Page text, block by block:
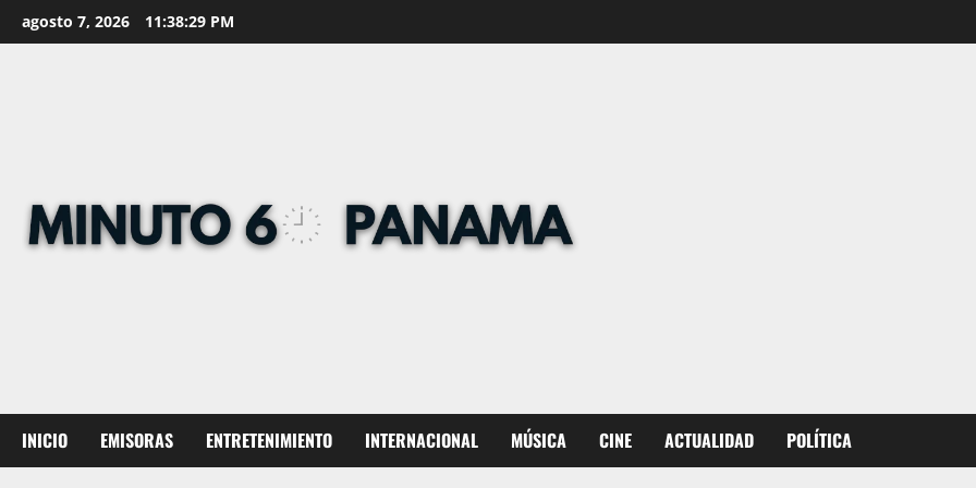
to
agosto 7, 2026 11:38:30 PM
INICIO EMISORAS ENTRETENIMIENTO INTERNACIONAL MÚSICA CINE ACTUALIDAD POLÍTICA